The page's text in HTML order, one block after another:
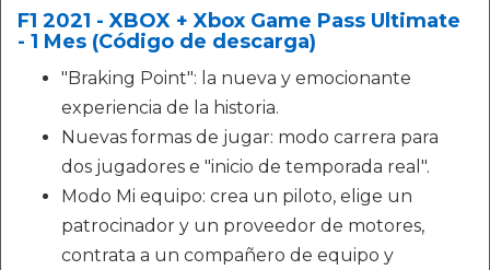
F1 2021 - XBOX + Xbox Game Pass Ultimate
- 1 Mes (Código de descarga)
"Braking Point": la nueva y emocionante
experiencia de la historia.
Nuevas formas de jugar: modo carrera para
dos jugadores e "inicio de temporada real".
Modo Mi equipo: crea un piloto, elige un
patrocinador y un proveedor de motores,
contrata a un compañero de equipo y